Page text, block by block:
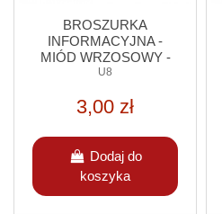
BROSZURKA
INFORMACYJNA -
MIÓD WRZOSOWY -
20 SZT.
U8
3,00 zł
Dodaj do
koszyka